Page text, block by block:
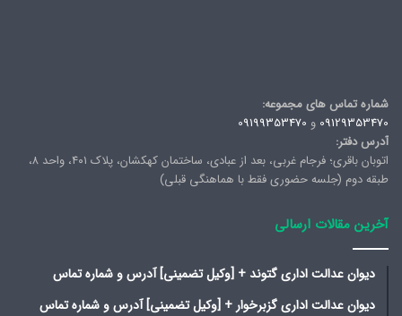
شماره تماس های مجموعه:
09129353470 و 09199353470
آدرس دفتر:
اتوبان باقری؛ فرجام غربی، بعد از عبادی، ساختمان کهکشان، پلاک ۴۰۱، واحد ۸،
طبقه دوم (جلسه حضوری فقط با هماهنگی قبلی)
آخرین مقالات ارسالی
دیوان عدالت اداری گتوند + [وکیل تضمینی] آدرس و شماره تماس
دیوان عدالت اداری گزبرخوار + [وکیل تضمینی] آدرس و شماره تماس